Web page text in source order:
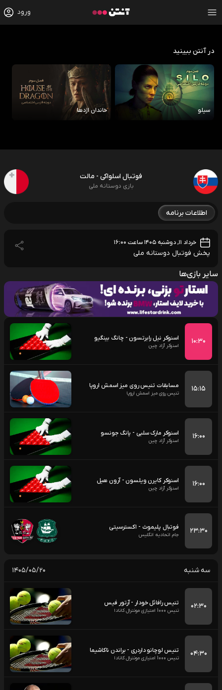
ورود
در آنتن ببینید
سیلو خاندان اژدها
فوتبال اسلواکی - مالت
بازی دوستانه ملی
اطلاعات برنامه
خرداد ۱۱, دوشنبه ۱۴۰۵ ساعت ۱۶:۰۰
پخش فوتبال دوستانه ملی
سایر بازی‌ها
۱۰:۳۰ اسنوکر نیل رابرتسون - چانگ بینگیو
اسنوکر آزاد چین
۱۵:۱۵ مسابقات تنیس روی میز اسمش اروپا
تنیس روی میز اسمش اروپا
۱۶:۰۰ اسنوکر مارک سلبی - پانگ جونسو
اسنوکر آزاد چین
۱۶:۰۰ اسنوکر کایرن ویلسون - آرون هیل
اسنوکر آزاد چین
۲۳:۳۰ فوتبال پلیموث - اکسترسیتی
جام اتحادیه انگلیس
سه شنبه ۱۴۰۵/۰۵/۲۰
۰۲:۳۰ تنیس رافائل خودار - آرتور فیس
تنیس 1000 امتیازی مونترال کانادا
۰۴:۳۰ تنیس لوچانو داردری - براندن ناکاشیما
تنیس 1000 امتیازی مونترال کانادا